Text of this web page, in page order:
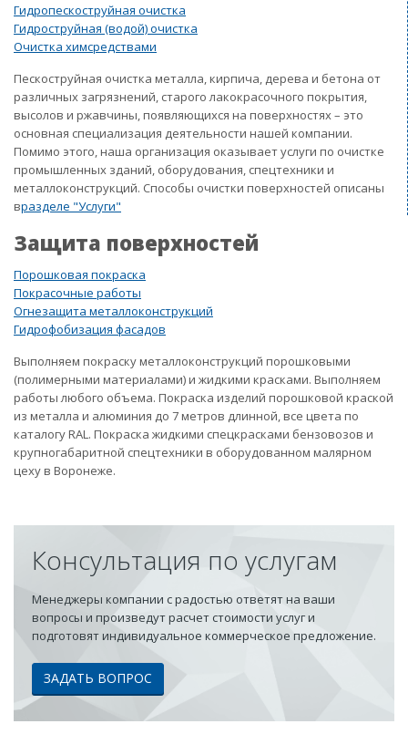
Гидропескоструйная очистка
Гидроструйная (водой) очистка
Очистка химсредствами
Пескоструйная очистка металла, кирпича, дерева и бетона от
различных загрязнений, старого лакокрасочного покрытия,
высолов и ржавчины, появляющихся на поверхностях – это
основная специализация деятельности нашей компании.
Помимо этого, наша организация оказывает услуги по очистке
промышленных зданий, оборудования, спецтехники и
металлоконструкций. Способы очистки поверхностей описаны
вразделе "Услуги"
Защита поверхностей
Порошковая покраска
Покрасочные работы
Огнезащита металлоконструкций
Гидрофобизация фасадов
Выполняем покраску металлоконструкций порошковыми
(полимерными материалами) и жидкими красками. Выполняем
работы любого объема. Покраска изделий порошковой краской
из металла и алюминия до 7 метров длинной, все цвета по
каталогу RAL. Покраска жидкими спецкрасками бензовозов и
крупногабаритной спецтехники в оборудованном малярном
цеху в Воронеже.
Консультация по услугам
Менеджеры компании с радостью ответят на ваши
вопросы и произведут расчет стоимости услуг и
подготовят индивидуальное коммерческое предложение.
ЗАДАТЬ ВОПРОС